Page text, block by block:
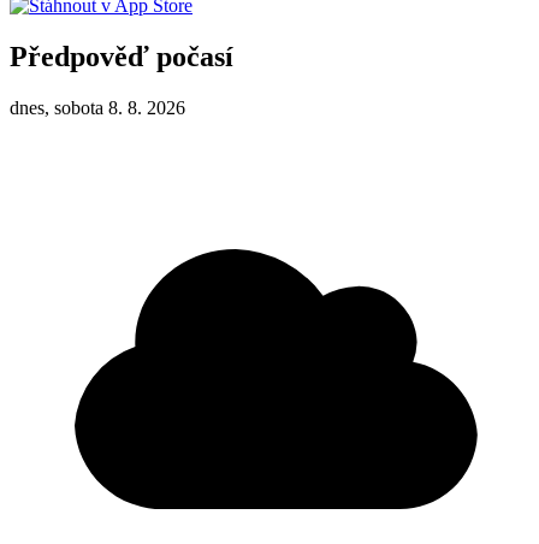
Předpověď počasí
dnes, sobota 8. 8. 2026